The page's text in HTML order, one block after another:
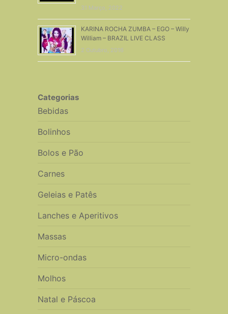
31 Março, 2022
KARINA ROCHA ZUMBA – EGO – Willy
William – BRAZIL LIVE CLASS
2 Outubro, 2016
Categorias
Bebidas
Bolinhos
Bolos e Pão
Carnes
Geleias e Patês
Lanches e Aperitivos
Massas
Micro-ondas
Molhos
Natal e Páscoa